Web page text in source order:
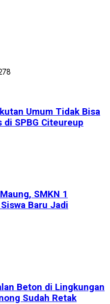
Umum Tidak Bisa
di SPBG Citeureup
SMKN 1
Baru Jadi
Beton di Lingkungan
Sudah Retak